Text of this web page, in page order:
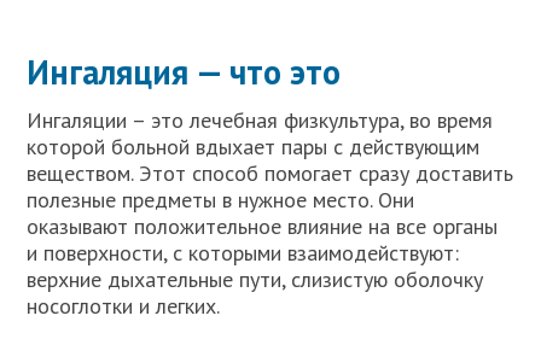
Ингаляция — что это
Ингаляции – это лечебная физкультура, во время
которой больной вдыхает пары с действующим
веществом. Этот способ помогает сразу доставить
полезные предметы в нужное место. Они
оказывают положительное влияние на все органы
и поверхности, с которыми взаимодействуют:
верхние дыхательные пути, слизистую оболочку
носоглотки и легких.